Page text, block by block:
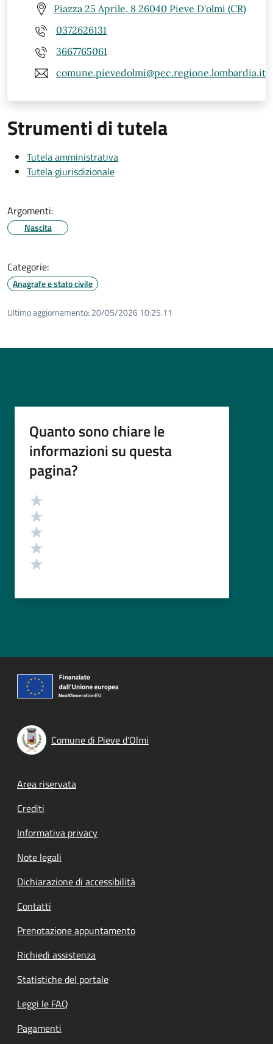
Piazza 25 Aprile, 8 26040 Pieve D'olmi (CR)
0372626131
3667765061
comune.pievedolmi@pec.regione.lombardia.it
Strumenti di tutela
Tutela amministrativa
Tutela giurisdizionale
Argomenti:
Nascita
Categorie:
Anagrafe e stato civile
Ultimo aggiornamento: 20/05/2026 10:25.11
Quanto sono chiare le
informazioni su questa
pagina?
Valutazione
Comune di Pieve d'Olmi
Footer menu
Area riservata
Crediti
Informativa privacy
Note legali
Dichiarazione di accessibilità
Contatti
Prenotazione appuntamento
Richiedi assistenza
Statistiche del portale
Leggi le FAQ
Pagamenti